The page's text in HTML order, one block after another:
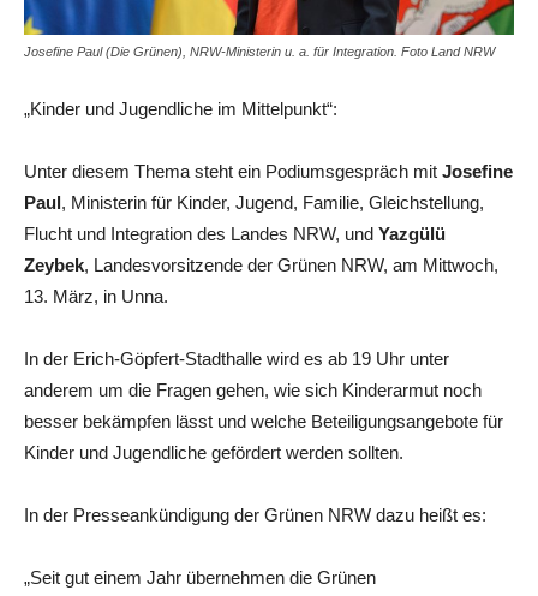
Josefine Paul (Die Grünen), NRW-Ministerin u. a. für Integration. Foto Land NRW
„Kinder und Jugendliche im Mittelpunkt“:
Unter diesem Thema steht ein Podiumsgespräch mit Josefine
Paul, Ministerin für Kinder, Jugend, Familie, Gleichstellung,
Flucht und Integration des Landes NRW, und Yazgülü
Zeybek, Landesvorsitzende der Grünen NRW, am Mittwoch,
13. März, in Unna.
In der Erich-Göpfert-Stadthalle wird es ab 19 Uhr unter
anderem um die Fragen gehen, wie sich Kinderarmut noch
besser bekämpfen lässt und welche Beteiligungsangebote für
Kinder und Jugendliche gefördert werden sollten.
In der Presseankündigung der Grünen NRW dazu heißt es:
„Seit gut einem Jahr übernehmen die Grünen